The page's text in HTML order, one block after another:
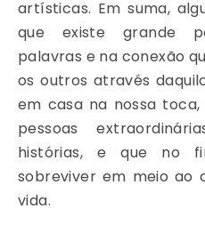
artísticas. Em suma,
que existe grande
palavras e na conexão
os outros através
em casa na nossa
pessoas
histórias, e que no
sobreviver em meio ao
vida.